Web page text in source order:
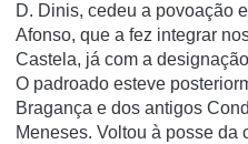
D. Dinis, cedeu a povoação
Afonso, que a fez integrar
Castela, já com a
O padroado esteve
Bragança e dos antigos
Meneses. Voltou à posse da